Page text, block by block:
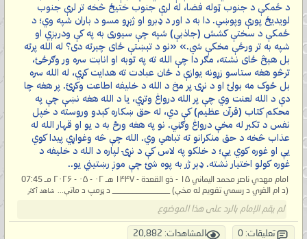
د ځمکې د جنوب ټوله فضا، له لرې جنوب ختیځ څخه تر لرې جنوب
لویدیځ پورې وپوښي. دا به د اور د ډبرو او ژېړو مسو د باران شپه وي؛ د
ځمکې د سختې کشش (جاذبې) شپه چې سیوری به په کې ودرېږي او
شپه به تر ورځې مخکې شي.» «نو د تېښتې ځای چېرته دی؟ له الله پرته
بل هېڅ ځای نشته، مګر دا چې الله ته په توبه او انابت سره ور وګرځئ،
ترڅو هغه ستاسو زړونه یوازې د ځان عبادت ته هدایت کړي، له الله سره
بل څوک مه بولئ او د نړۍ پر مخ د الله د خلیفه اطاعت وکړئ. پر هغه چا
دې د الله لعنت وي چې پر الله درواغ وتړي، یا د الله هغه نښې چې په
محکم کتاب (قرآن عظیم) کې دي، له حق ښکاره کېدو وروسته د خپل
نفس د تکبر له مخې درواغ وګڼي. نو په هغه ورځ به د یو او قهار الله له
عذاب څخه د حق منکرانو ته تباهي وي. الله چې څه وغواړي پیدا کوي
یې او غوره کوي یې؛ د خلکو په لاس کې د نړۍ لپاره د الله د خلیفه د
غوره کولو اختیار نشته. ډېر ژر به پوه شئ چې موږ رښتیني یو..
امام مهدي ناصر محمد الیماني ۱۵ - ذو القعدة - ۱۴۴۷ هـ ۰۲ - ۰۵ - ۲۰۲۶ مـ 07:45
(د ام القري د رسمي تقویم له مخې) ______________ د ټرمپ د ماتې... شاهد أكثر
لم يقم الإمام بالرد على هذا الموضوع
تعليقات: 0 المشاهدات: 20,882